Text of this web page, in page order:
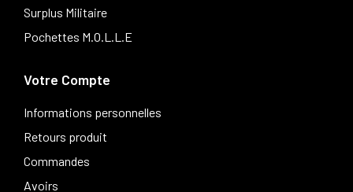
Surplus Militaire
Pochettes M.O.L.L.E
Votre Compte
Informations personnelles
Retours produit
Commandes
Avoirs